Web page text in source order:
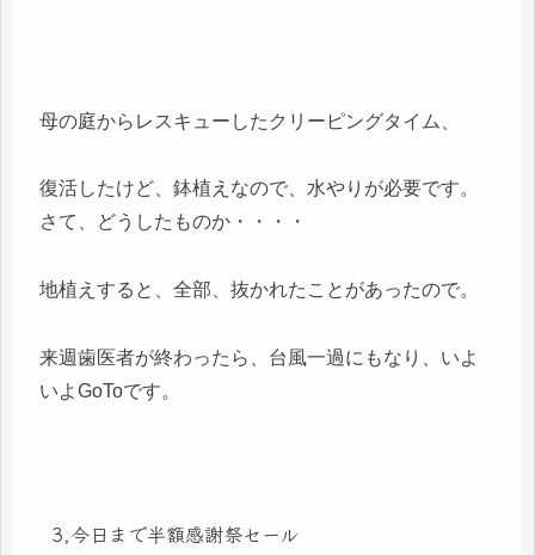
母の庭からレスキューしたクリーピングタイム、
復活したけど、鉢植えなので、水やりが必要です。
さて、どうしたものか・・・・
地植えすると、全部、抜かれたことがあったので。
来週歯医者が終わったら、台風一過にもなり、いよ
いよGoToです。
3,今日まで半額感謝祭セール